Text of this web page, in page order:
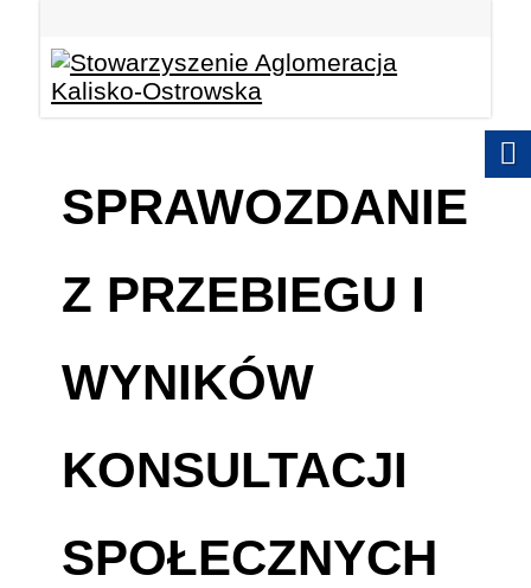
SPRAWOZDANIE
Z PRZEBIEGU I
WYNIKÓW
KONSULTACJI
SPOŁECZNYCH